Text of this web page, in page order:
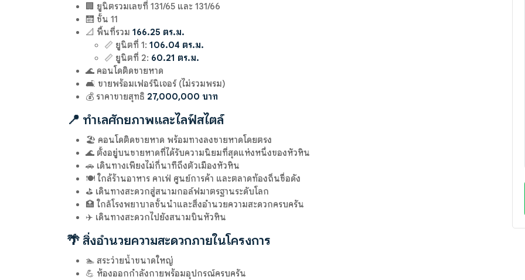
🏢 ยูนิตรวมเลขที่ 131/65 และ 131/66
🛗 ชั้น 11
📐 พื้นที่รวม 166.25 ตร.ม.
📏 ยูนิตที่ 1: 106.04 ตร.ม.
📏 ยูนิตที่ 2: 60.21 ตร.ม.
🌊 คอนโดติดชายหาด
🛋️ ขายพร้อมเฟอร์นิเจอร์ (ไม่รวมพรม)
💰 ราคาขายสุทธิ 27,000,000 บาท
📍 ทำเลศักยภาพและไลฟ์สไตล์
🏖️ คอนโดติดชายหาด พร้อมทางลงชายหาดโดยตรง
🌊 ตั้งอยู่บนชายหาดที่ได้รับความนิยมที่สุดแห่งหนึ่งของหัวหิน
🚗 เดินทางเพียงไม่กี่นาทีถึงตัวเมืองหัวหิน
🍽️ ใกล้ร้านอาหาร คาเฟ่ ศูนย์การค้า และตลาดท้องถิ่นชื่อดัง
⛳ เดินทางสะดวกสู่สนามกอล์ฟมาตรฐานระดับโลก
🏥 ใกล้โรงพยาบาลชั้นนำและสิ่งอำนวยความสะดวกครบครัน
✈️ เดินทางสะดวกไปยังสนามบินหัวหิน
🌴 สิ่งอำนวยความสะดวกภายในโครงการ
🏊 สระว่ายน้ำขนาดใหญ่
💪 ห้องออกกำลังกายพร้อมอุปกรณ์ครบครัน